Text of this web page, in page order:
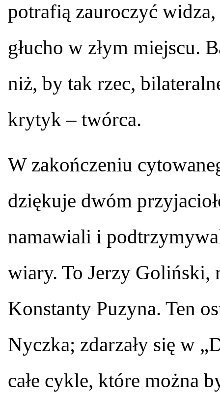
potrafią zauroczyć
głucho w złym miejscu.
niż, by tak rzec,
krytyk – twórca.
W zakończeniu
dziękuje dwóm
namawiali i
wiary. To Jerzy Goliński,
Konstanty Puzyna. Ten
Nyczka; zdarzały się w
całe cykle, które można